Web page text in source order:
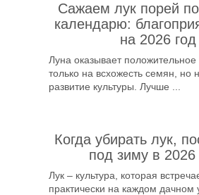
Сажаем лук порей
календарю:
на 2026 год
Луна оказывает
только на всхожесть семян, но
развитие культуры. Лучше ...
Когда убирать лук,
под зиму в 2026
Лук – культура, которая
практически на каждом дачном